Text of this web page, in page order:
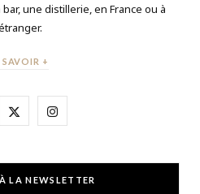
une distillerie, en France ou à
SAVOIR +
X I
LA NEWSLETTER